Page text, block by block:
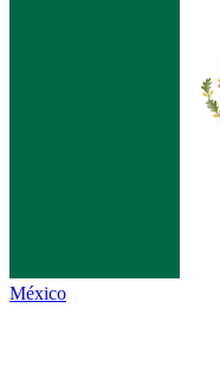
México